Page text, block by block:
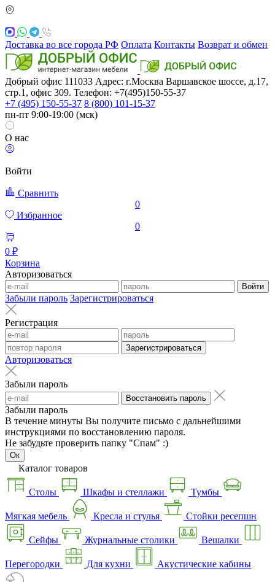
Доставка во все города РФ Оплата Контакты Возврат и обмен
Добрый офис 111033 Адрес: г.Москва Варшавское шоссе, д.17,
стр.1, офис 309. Телефон: +7(495)150-55-37
+7 (495) 150-55-37 8 (800) 101-15-37
пн-пт 9:00-19:00 (мск)
О нас
Войти
Сравнить
0
Избранное
0
0 ₽
Корзина
Авторизоваться
Войти
Забыли пароль Зарегистрироваться
Регистрация
Зарегистрироваться
Авторизоваться
Забыли пароль
Восстановить пароль
Забыли пароль
В течение минуты Вы получите письмо с дальнейшими
инструкциями по восстановлению пароля.
Не забудьте проверить папку "Спам" :)
Ок
Каталог товаров
Столы Шкафы и стеллажи Тумбы
Мягкая мебель Кресла и стулья Стойки ресепшн
Сейфы Журнальные столики Вешалки
Перегородки Для кухни Акустические кабины